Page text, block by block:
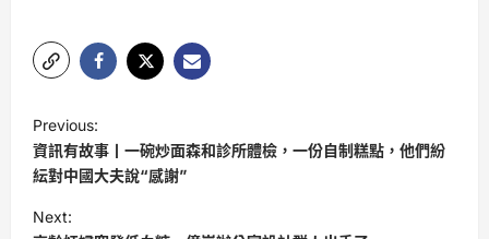
o
s
t
Previous:
資訊有故事丨一碗炒面森和診所體檢，一份自制糕點，他們紛
紜對中國大夫說“感謝”
Next: